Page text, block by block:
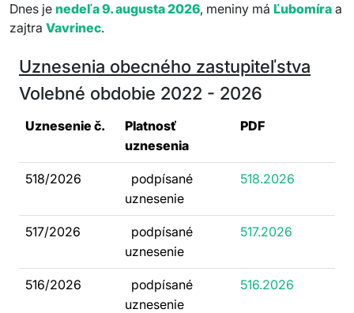
Dnes je nedeľa 9. augusta 2026, meniny má Ľubomíra a
zajtra Vavrinec.
Uznesenia obecného zastupiteľstva
Volebné obdobie 2022 - 2026
Uznesenie č.
Platnosť
uznesenia
PDF
518/2026
podpísané
uznesenie
518.2026
517/2026
podpísané
uznesenie
517.2026
516/2026
podpísané
uznesenie
516.2026